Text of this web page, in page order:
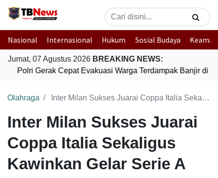
Nasional Internasional Hukum Sosial Budaya
Jumat, 07 Agustus 2026 BREAKING NEWS:
Polri Gerak Cepat Evakuasi Warga Terdampak Banjir di
Olahraga Inter Milan Sukses Juarai Coppa Italia Sekaligus Kawinkan Gelar Serie A
Inter Milan Sukses Juarai
Coppa Italia Sekaligus
Kawinkan Gelar Serie A